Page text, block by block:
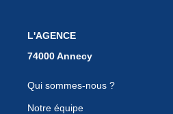
L'AGENCE
Qui sommes-nous ?
Notre équipe